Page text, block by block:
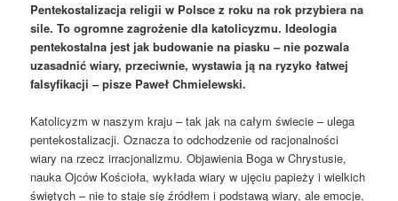
Pentekostalizacja religii w Polsce z roku na rok przybiera na
sile. To ogromne zagrożenie dla katolicyzmu. Ideologia
pentekostalna jest jak budowanie na piasku – nie pozwala
uzasadnić wiary, przeciwnie, wystawia ją na ryzyko łatwej
falsyfikacji – pisze Paweł Chmielewski.
Katolicyzm w naszym kraju – tak jak na całym świecie – ulega
pentekostalizacji. Oznacza to odchodzenie od racjonalności
wiary na rzecz irracjonalizmu. Objawienia Boga w Chrystusie,
nauka Ojców Kościoła, wykłada wiary w ujęciu papieży i wielkich
świętych – nie to staje się źródłem i podstawą wiary, ale emocje,